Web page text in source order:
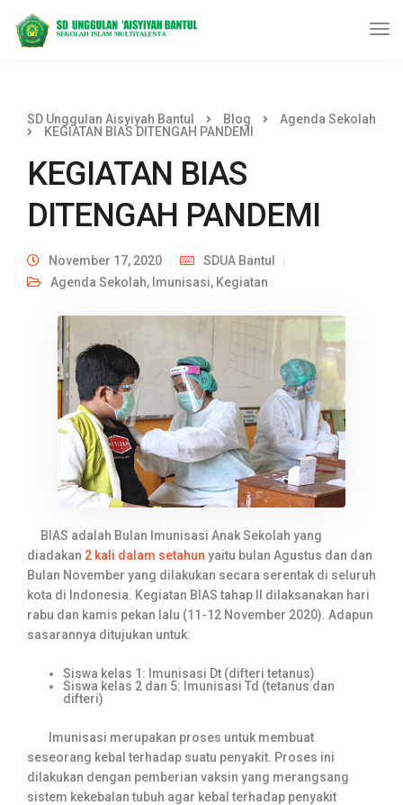
SD Unggulan Aisyiyah Bantul Blog
Agenda Sekolah
KEGIATAN BIAS DITENGAH PANDEMI
KEGIATAN BIAS
DITENGAH PANDEMI
November 17, 2020
SDUA Bantul
Agenda Sekolah, Imunisasi, Kegiatan
BIAS adalah Bulan Imunisasi Anak Sekolah yang
diadakan 2 kali dalam setahun yaitu bulan Agustus dan dan
Bulan November yang dilakukan secara serentak di seluruh
kota di Indonesia. Kegiatan BIAS tahap II dilaksanakan hari
rabu dan kamis pekan lalu (11-12 November 2020). Adapun
sasarannya ditujukan untuk:
Siswa kelas 1: Imunisasi Dt (difteri tetanus)
Siswa kelas 2 dan 5: Imunisasi Td (tetanus dan
difteri)
Imunisasi merupakan proses untuk membuat
seseorang kebal terhadap suatu penyakit. Proses ini
dilakukan dengan pemberian vaksin yang merangsang
sistem kekebalan tubuh agar kebal terhadap penyakit